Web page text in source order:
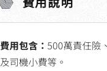
費用說明
費用包含： 500萬責任險
及司機小費等。